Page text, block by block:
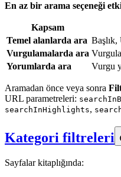
En az bir arama seçeneği
Kapsam
Temel alanlarda ara Başlık,
Vurgulamalarda ara
Yorumlarda ara
Vurgu
Aramadan önce veya sonra
URL parametreleri:
searchInHighlights,
Kategori filtreleri
Sayfalar kitaplığında: